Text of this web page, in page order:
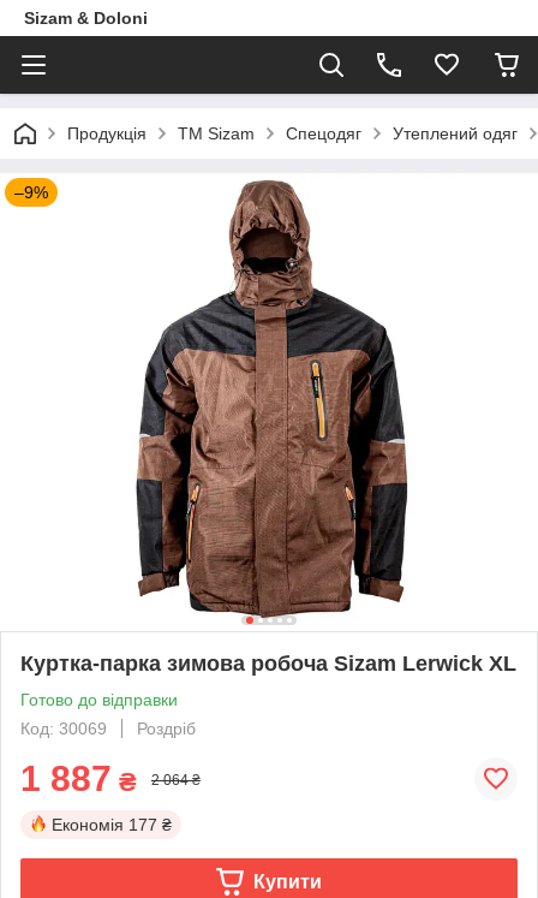
Sizam & Doloni
Продукцiя ТМ Sizam Спецодяг Утеплений одяг
–9%
Куртка-парка зимова робоча Sizam Lerwick XL
Готово до відправки
Код: 30069
Роздріб
1 887 ₴ 2 064 ₴
Економія 177 ₴
Купити